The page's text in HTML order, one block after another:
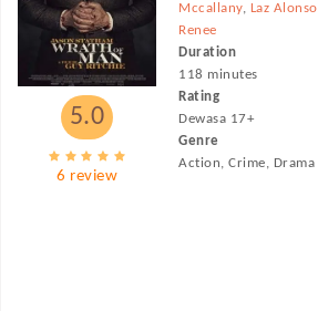
5.0
6 review
Mccallany, Laz Alonso
Renee
Duration
118 minutes
Rating
Dewasa 17+
Genre
Action, Crime, Drama